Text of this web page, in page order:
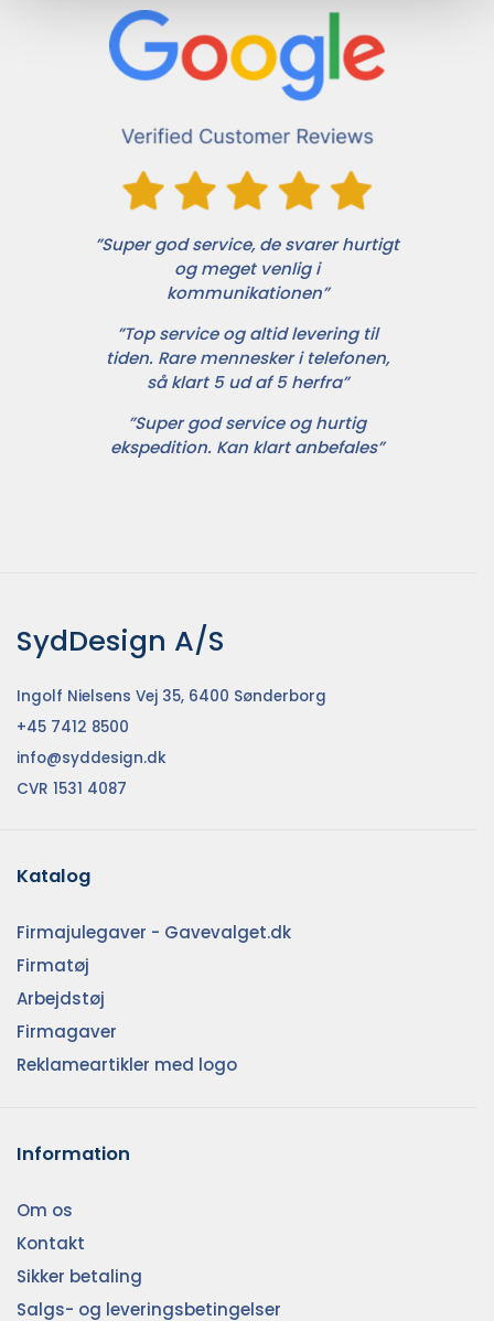
”Super god service, de svarer hurtigt
og meget venlig i
kommunikationen”
”Top service og altid levering til
tiden. Rare mennesker i telefonen,
så klart 5 ud af 5 herfra”
”Super god service og hurtig
ekspedition. Kan klart anbefales”
SydDesign A/S
Ingolf Nielsens Vej 35, 6400 Sønderborg
+45 7412 8500
info@syddesign.dk
CVR 1531 4087
Katalog
Firmajulegaver - Gavevalget.dk
Firmatøj
Arbejdstøj
Firmagaver
Reklameartikler med logo
Information
Om os
Kontakt
Sikker betaling
Salgs- og leveringsbetingelser